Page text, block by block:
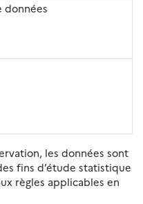
données
les données sont
fins d’étude statistique
règles applicables en